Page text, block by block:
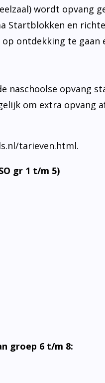
wordt opvang
Startblokken en
ontdekking te
naschoolse
om extra opvang
tarieven.html.
gr 1 t/m 5)
groep 6 t/m 8: